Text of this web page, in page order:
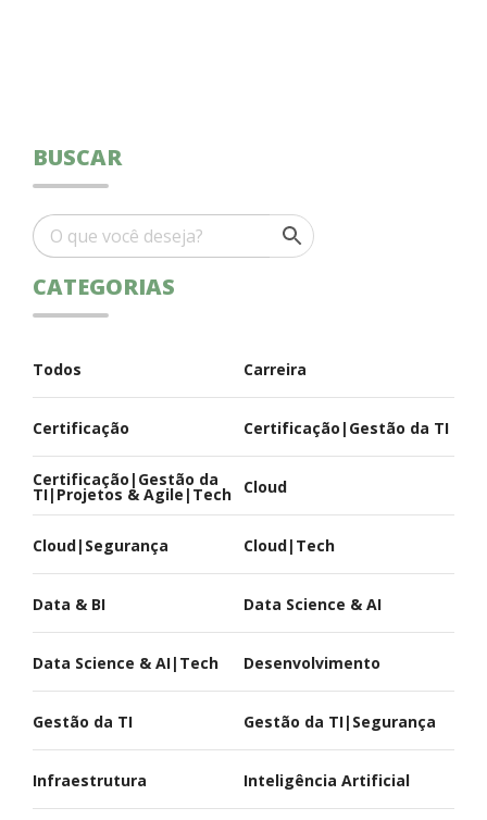
BUSCAR
CATEGORIAS
Todos Carreira
Certificação Certificação|Gestão da TI
Certificação|Gestão da
TI|Projetos & Agile|Tech Cloud
Cloud|Segurança Cloud|Tech
Data & BI Data Science & AI
Data Science & AI|Tech Desenvolvimento
Gestão da TI Gestão da TI|Segurança
Infraestrutura Inteligência Artificial